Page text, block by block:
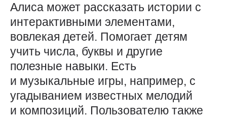
Алиса может рассказать истории с
интерактивными элементами,
вовлекая детей. Помогает детям
учить числа, буквы и другие
полезные навыки. Есть
и музыкальные игры, например, с
угадыванием известных мелодий
и композиций. Пользователю также